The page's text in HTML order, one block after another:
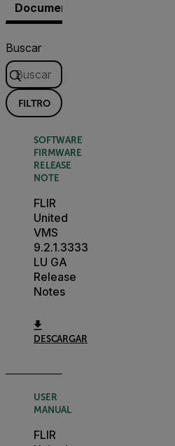
Documentos
Buscar
FILTRO
SOFTWARE
FIRMWARE
RELEASE
NOTE
FLIR
United
VMS
9.2.1.3333
LU GA
Release
Notes
DESCARGAR
USER
MANUAL
FLIR